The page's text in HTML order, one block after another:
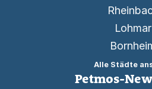
Lohmar
Alle Städte
Petmos-